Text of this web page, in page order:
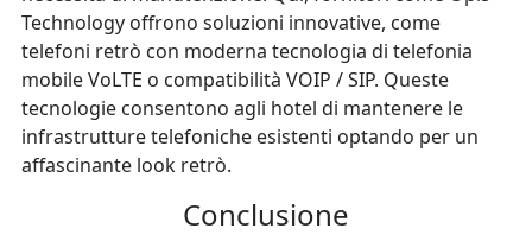
Technology offrono soluzioni innovative, come
telefoni retrò con moderna tecnologia di telefonia
mobile VoLTE o compatibilità VOIP / SIP. Queste
tecnologie consentono agli hotel di mantenere le
infrastrutture telefoniche esistenti optando per un
affascinante look retrò.
Conclusione